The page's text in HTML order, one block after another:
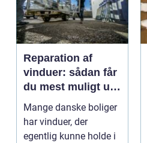
Reparation af
vinduer: sådan får
du mest muligt ud
af dine gamle
rammer
Mange danske boliger
har vinduer, der
egentlig kunne holde i